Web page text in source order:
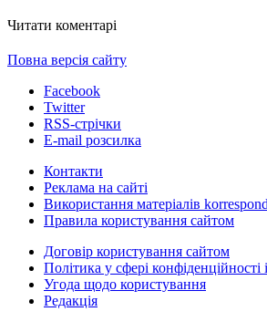
Читати коментарі
Повна версія сайту
Facebook
Twitter
RSS-стрічки
E-mail розсилка
Контакти
Реклама на сайті
Використання матеріалів
Правила користування сайтом
Договір користування сайтом
Політика у сфері
Угода щодо користування
Редакція